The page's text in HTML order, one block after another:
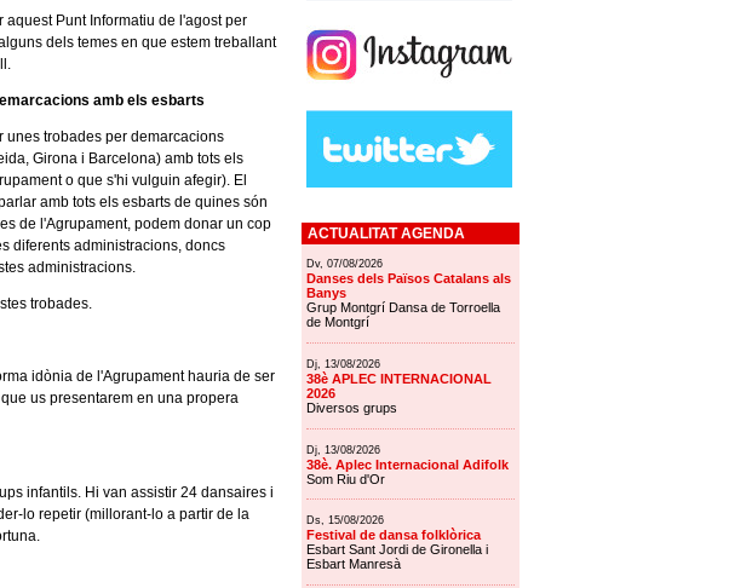
aquest Punt Informatiu de l'agost per
dels temes en que estem treballant
amb els esbarts
unes trobades per demarcacions
Girona i Barcelona) amb tots els
o que s'hi vulguin afegir). El
amb tots els esbarts de quines són
de l'Agrupament, podem donar un cop
diferents administracions, doncs
administracions.
trobades.
idònia de l'Agrupament hauria de ser
us presentarem en una propera
infantils. Hi van assistir 24 dansaires i
lo repetir (millorant-lo a partir de la
ACTUALITAT AGENDA
Dv, 07/08/2026
Danses dels Països Catalans als
Banys
Grup Montgrí Dansa de Torroella
de Montgrí
Dj, 13/08/2026
38è APLEC INTERNACIONAL
2026
Diversos grups
Dj, 13/08/2026
38è. Aplec Internacional Adifolk
Som Riu d'Or
Ds, 15/08/2026
Festival de dansa folklòrica
Esbart Sant Jordi de Gironella i
Esbart Manresà